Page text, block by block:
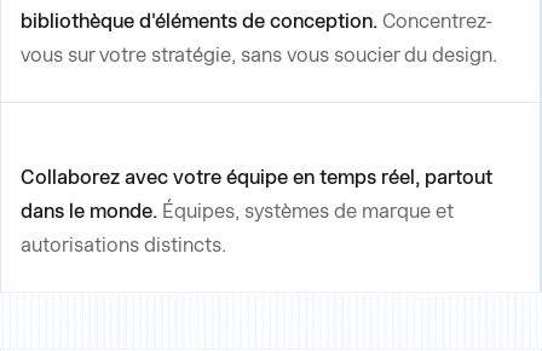
bibliothèque d'éléments de conception. Concentrez-
vous sur votre stratégie, sans vous soucier du design.
Collaborez avec votre équipe en temps réel, partout
dans le monde. Équipes, systèmes de marque et
autorisations distincts.